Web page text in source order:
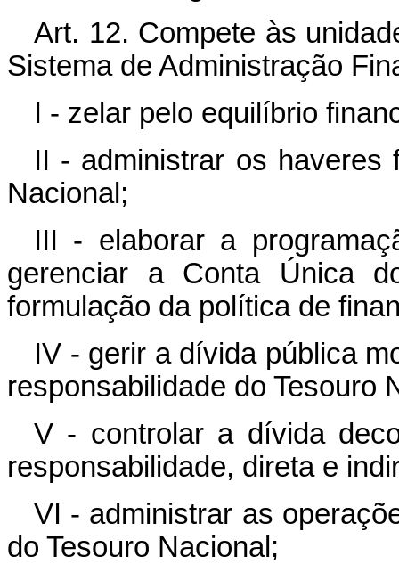
Art. 12. Compete às
Sistema de Administração
I - zelar pelo equilíbrio
II - administrar os haveres
Nacional;
III - elaborar a
gerenciar a Conta Única
formulação da política de
IV - gerir a dívida pública
responsabilidade do Tesouro
V - controlar a dívida
responsabilidade, direta e
VI - administrar as
do Tesouro Nacional;